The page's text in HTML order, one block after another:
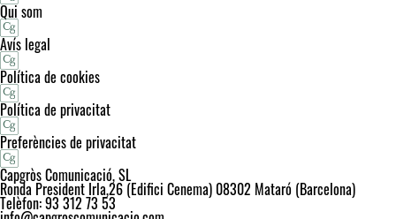
Qui som
Avís legal
Política de cookies
Política de privacitat
Preferències de privacitat
Capgròs Comunicació, SL
Ronda President Irla,26 (Edifici Cenema) 08302 Mataró (Barcelona)
Telèfon: 93 312 73 53